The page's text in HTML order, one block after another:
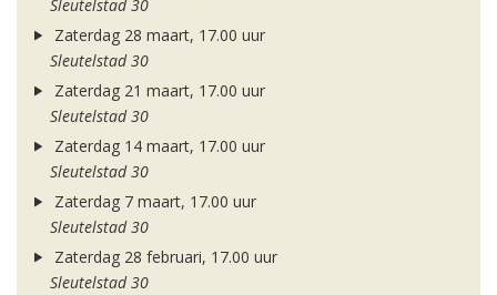
Sleutelstad 30
Zaterdag 28 maart, 17.00 uur
Sleutelstad 30
Zaterdag 21 maart, 17.00 uur
Sleutelstad 30
Zaterdag 14 maart, 17.00 uur
Sleutelstad 30
Zaterdag 7 maart, 17.00 uur
Sleutelstad 30
Zaterdag 28 februari, 17.00 uur
Sleutelstad 30